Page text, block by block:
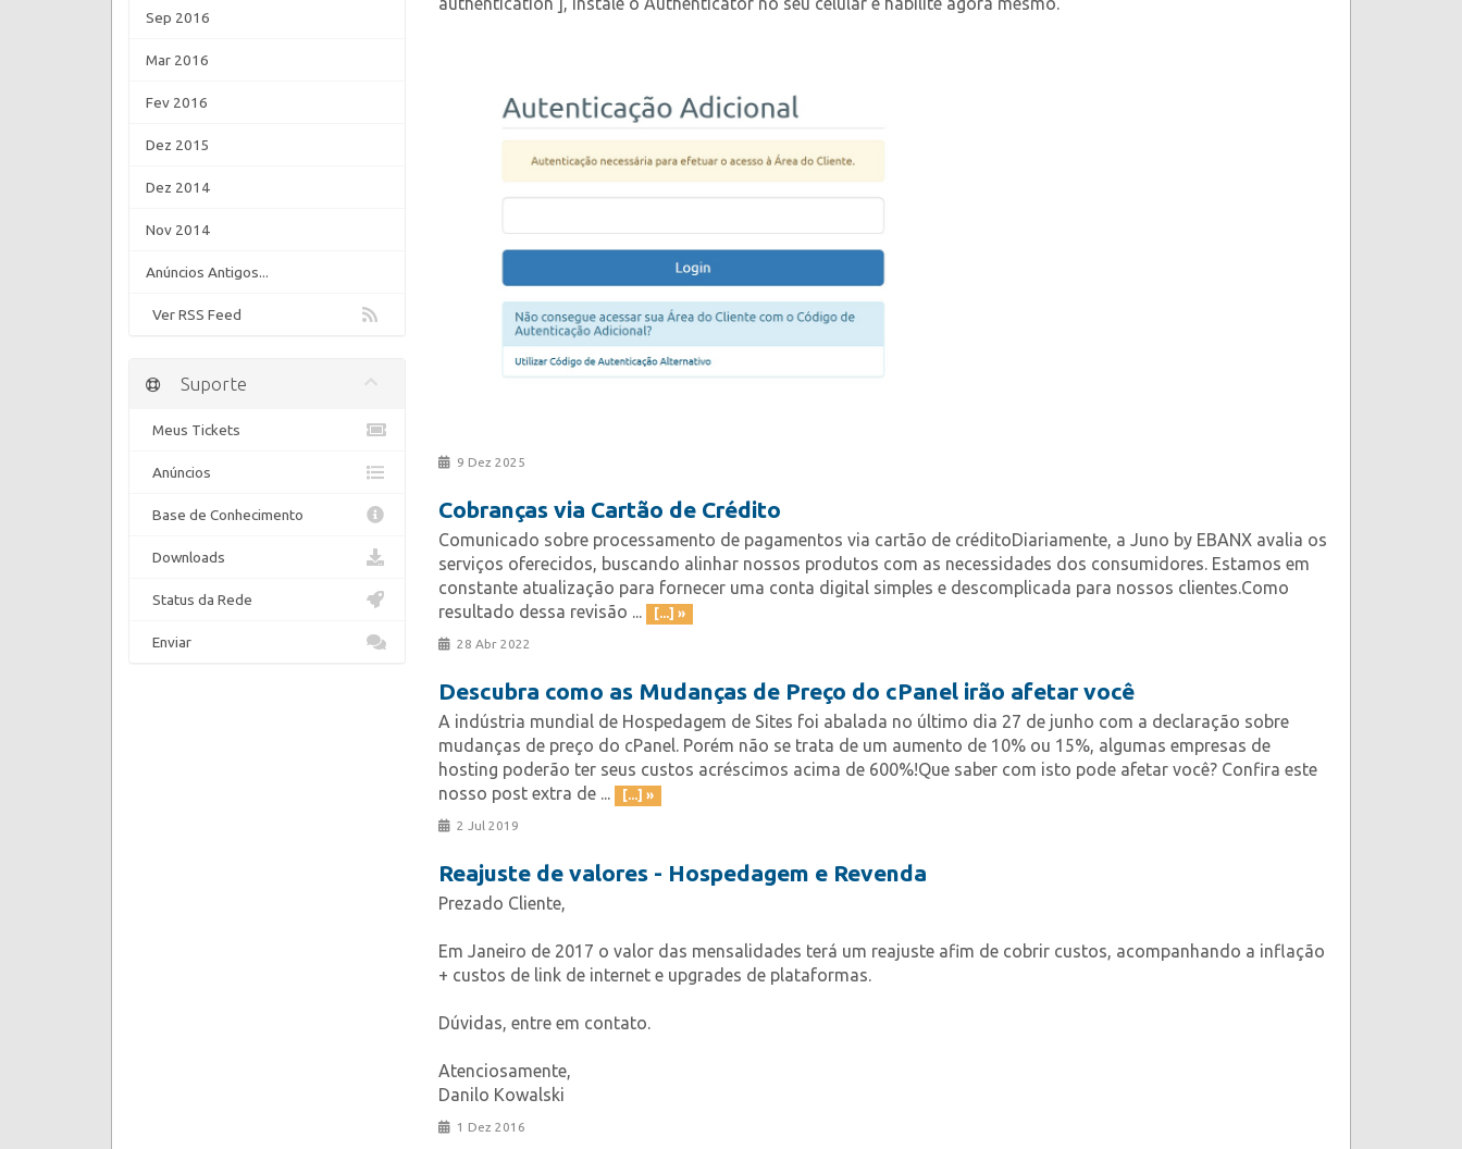
Sep 2016
Mar 2016
Fev 2016
Dez 2015
Dez 2014
Nov 2014
Anúncios Antigos...
Ver RSS Feed
9 Dez 2025
Cobranças via Cartão de Crédito
Comunicado sobre processamento de pagamentos via cartão de créditoDiariamente, a Juno by EBANX avalia os
serviços oferecidos, buscando alinhar nossos produtos com as necessidades dos consumidores. Estamos em
constante atualização para fornecer uma conta digital simples e descomplicada para nossos clientes.Como
resultado dessa revisão ...
[...] »
28 Abr 2022
Descubra como as Mudanças de Preço do cPanel irão afetar você
A indústria mundial de Hospedagem de Sites foi abalada no último dia 27 de junho com a declaração sobre
mudanças de preço do cPanel. Porém não se trata de um aumento de 10% ou 15%, algumas empresas de
hosting poderão ter seus custos acréscimos acima de 600%!Que saber com isto pode afetar você? Confira este
nosso post extra de ...
[...] »
2 Jul 2019
Reajuste de valores - Hospedagem e Revenda
Prezado Cliente,
Em Janeiro de 2017 o valor das mensalidades terá um reajuste afim de cobrir custos, acompanhando a inflação
+ custos de link de internet e upgrades de plataformas.
Dúvidas, entre em contato.
Atenciosamente,
Danilo Kowalski
1 Dez 2016
Suporte
Meus Tickets
Anúncios
Base de Conhecimento
Downloads
Status da Rede
Enviar